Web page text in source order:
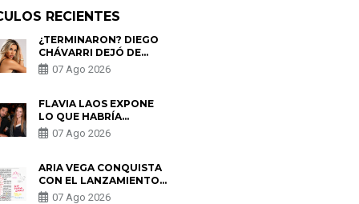
RECIENTES
¿TERMINARON? DIEGO
CHÁVARRI DEJÓ DE
SEGUIR A GABRIELA
HERRERA Y ANUNCIA SU
07 Ago 2026
FLAVIA LAOS EXPONE
LO QUE HABRÍA
BUSCADO PABLO
HEREDIA CON ALE
PARTES QUERÍA EL
REMEMBER”
07 Ago 2026
ARIA VEGA CONQUISTA
CON EL LANZAMIENTO
DE “TOTOTO (+4)”
07 Ago 2026